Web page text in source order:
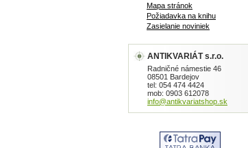
Mapa stránok
Požiadavka na knihu
Zasielanie noviniek
ANTIKVARIÁT s.r.o.
Radničné námestie 46
08501 Bardejov
tel: 054 474 4424
mob: 0903 612078
info@antikvariatshop.sk